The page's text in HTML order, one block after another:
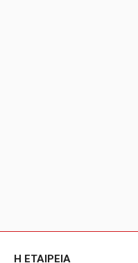
Η ΕΤΑΙΡΕΙΑ